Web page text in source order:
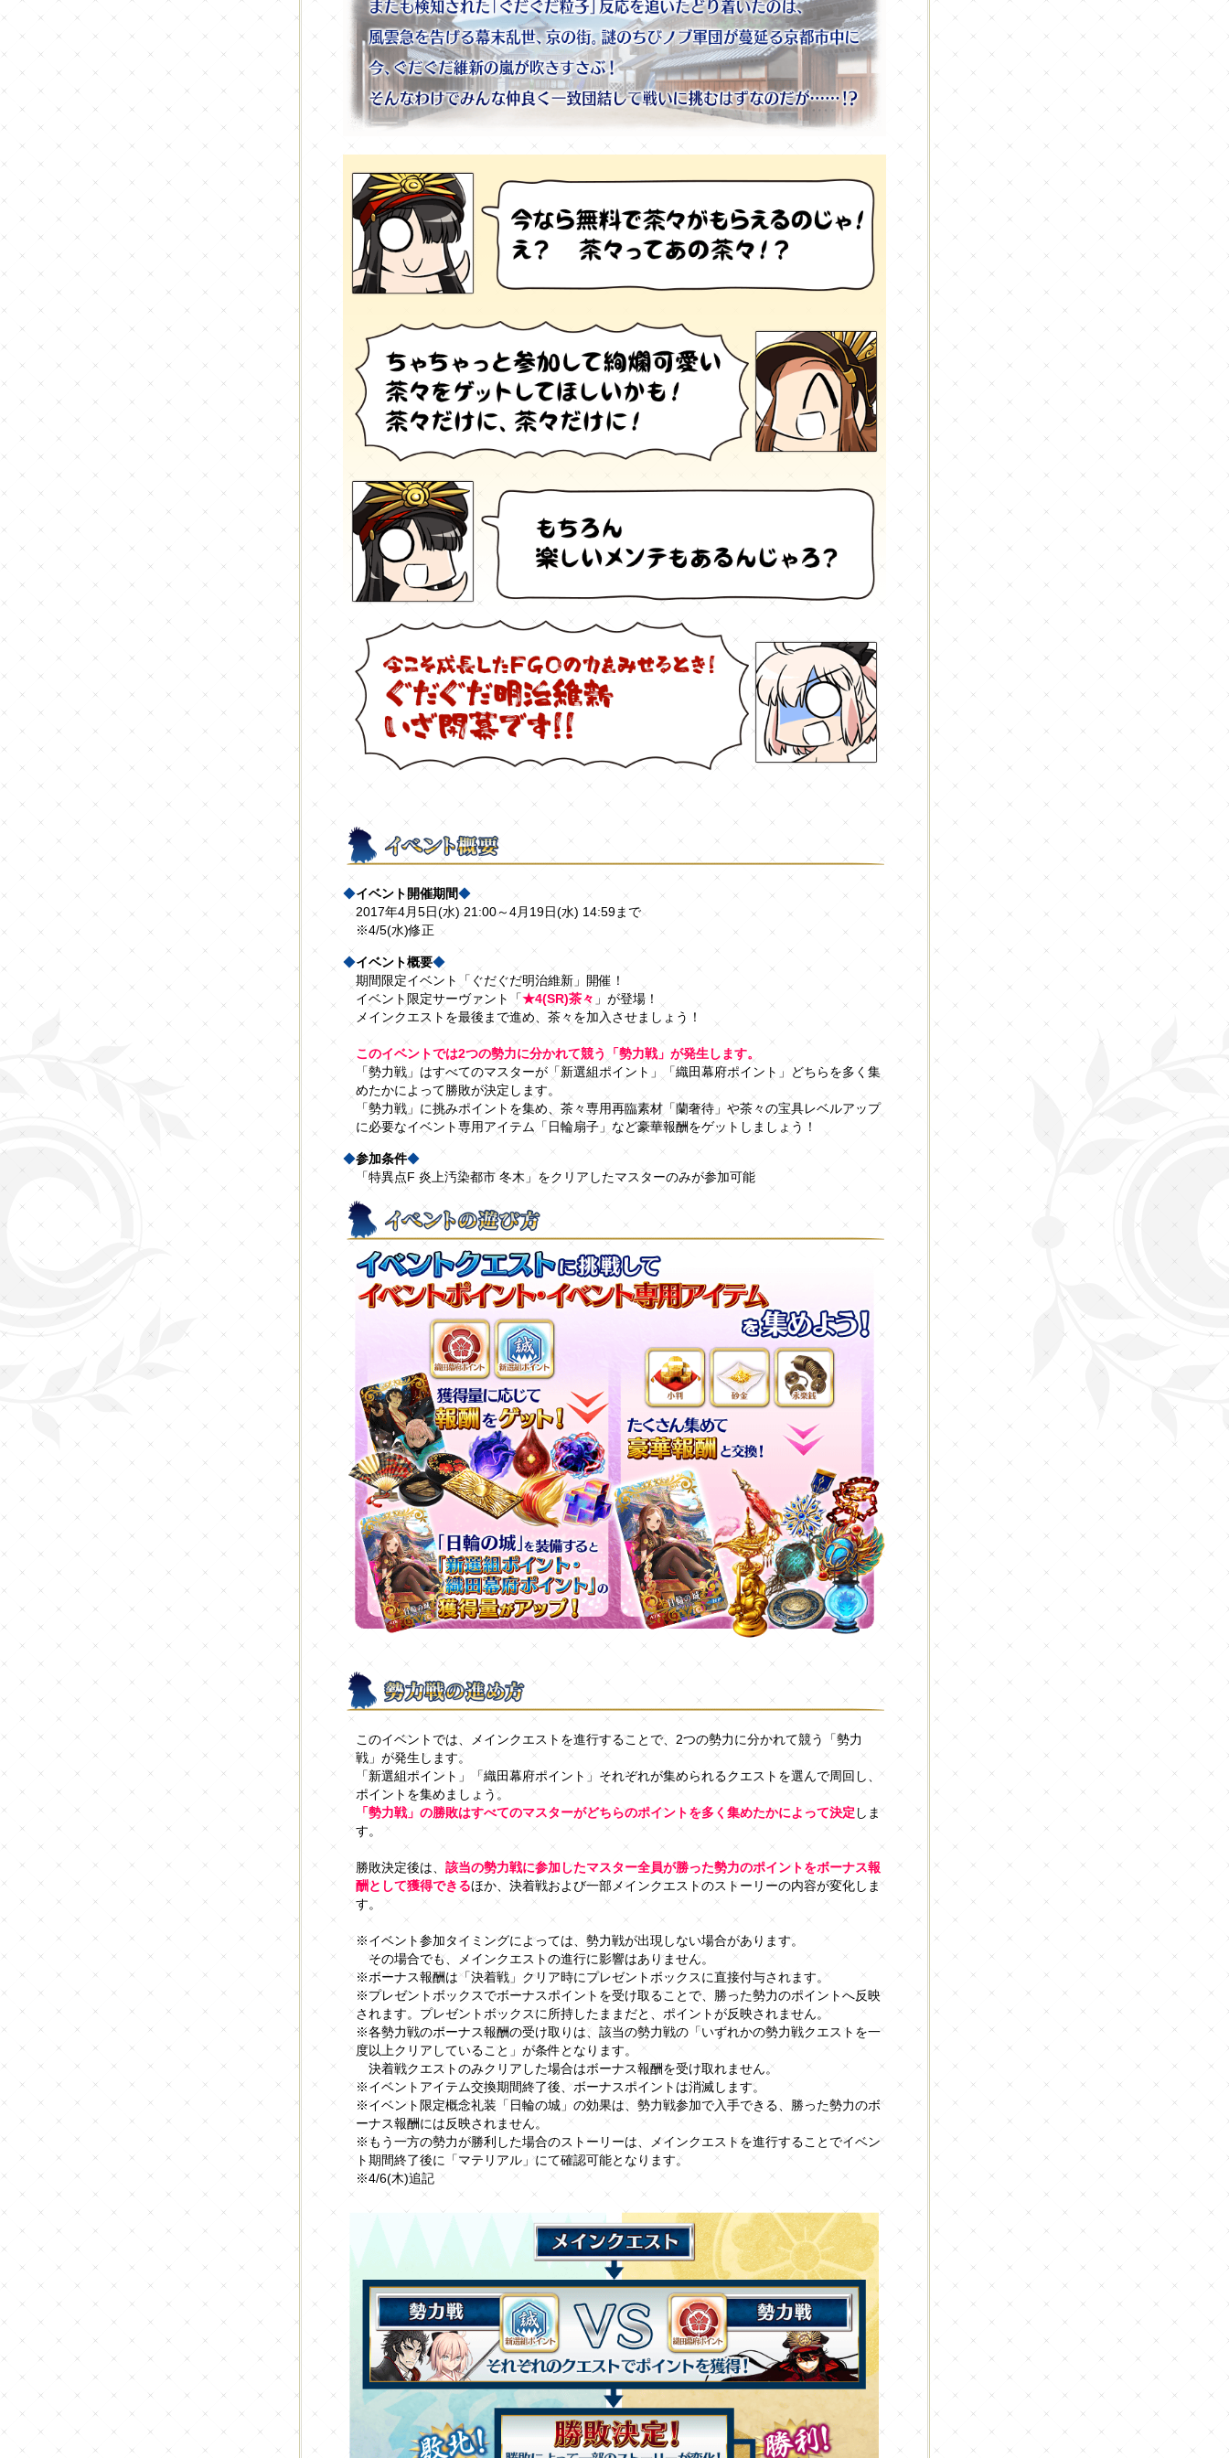
◆イベント開催期間◆
2017年4月5日(水) 21:00～4月19日(水) 14:59まで
※4/5(水)修正
◆イベント概要◆
期間限定イベント「ぐだぐだ明治維新」開催！
イベント限定サーヴァント「★4(SR)茶々 」が登場！
メインクエストを最後まで進め、茶々を加入させましょう！
このイベントでは2つの勢力に分かれて競う「勢力戦」が発生します。
「勢力戦」はすべてのマスターが「新選組ポイント」「織田幕府ポイント」どちらを多く集
めたかによって勝敗が決定します。
「勢力戦」に挑みポイントを集め、茶々専用再臨素材「蘭奢待」や茶々の宝具レベルアップ
に必要なイベント専用アイテム「日輪扇子」など豪華報酬をゲットしましょう！
◆参加条件◆
「特異点F 炎上汚染都市 冬木」をクリアしたマスターのみが参加可能
このイベントでは、メインクエストを進行することで、2つの勢力に分かれて競う「勢力
戦」が発生します。
「新選組ポイント」「織田幕府ポイント」それぞれが集められるクエストを選んで周回し、
ポイントを集めましょう。
「勢力戦」の勝敗はすべてのマスターがどちらのポイントを多く集めたかによって決定 しま
す。
勝敗決定後は、該当の勢力戦に参加したマスター全員が勝った勢力のポイントをボーナス報
酬として獲得できるほか、決着戦および一部メインクエストのストーリーの内容が変化しま
す。
※イベント参加タイミングによっては、勢力戦が出現しない場合があります。
その場合でも、メインクエストの進行に影響はありません。
※ボーナス報酬は「決着戦」クリア時にプレゼントボックスに直接付与されます。
※プレゼントボックスでボーナスポイントを受け取ることで、勝った勢力のポイントへ反映
されます。プレゼントボックスに所持したままだと、ポイントが反映されません。
※各勢力戦のボーナス報酬の受け取りは、該当の勢力戦の「いずれかの勢力戦クエストを一
度以上クリアしていること」が条件となります。
決着戦クエストのみクリアした場合はボーナス報酬を受け取れません。
※イベントアイテム交換期間終了後、ボーナスポイントは消滅します。
※イベント限定概念礼装「日輪の城」の効果は、勢力戦参加で入手できる、勝った勢力のボ
ーナス報酬には反映されません。
※もう一方の勢力が勝利した場合のストーリーは、メインクエストを進行することでイベン
ト期間終了後に「マテリアル」にて確認可能となります。
※4/6(木)追記